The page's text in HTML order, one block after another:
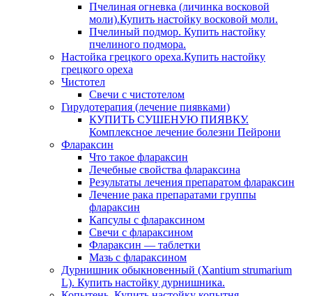
Пчелиная огневка (личинка восковой
моли).Купить настойку восковой моли.
Пчелиный подмор. Купить настойку
пчелиного подмора.
Настойка грецкого ореха.Купить настойку
грецкого ореха
Чистотел
Свечи с чистотелом
Гирудотерапия (лечение пиявками)
КУПИТЬ СУШЕНУЮ ПИЯВКУ.
Комплексное лечение болезни Пейрони
Флараксин
Что такое флараксин
Лечебные свойства флараксина
Результаты лечения препаратом флараксин
Лечение рака препаратами группы
флараксин
Капсулы с флараксином
Свечи с флараксином
Флараксин — таблетки
Мазь с флараксином
Дурнишник обыкновенный (Xantium strumarium
L). Купить настойку дурнишника.